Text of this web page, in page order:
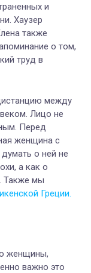
и
Хаузер
также
о том,
труд в
между
Лицо не
Перед
женщина с
о ней не
а как о
Также мы
Греции.
женщины,
важно это